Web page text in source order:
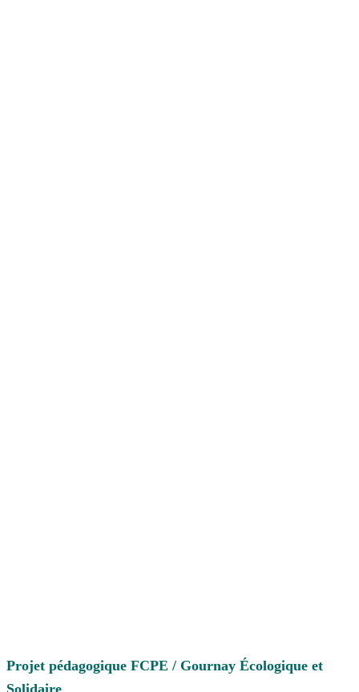
Projet pédagogique FCPE / Gournay Écologique et